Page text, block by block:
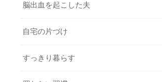
脳出血を起こした夫
自宅の片づけ
すっきり暮らす